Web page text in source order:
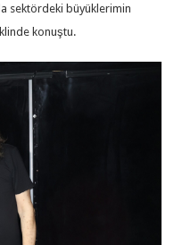
sektördeki büyüklerimin
konuştu.